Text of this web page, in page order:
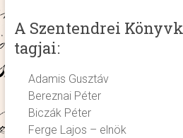
A Szentendrei
tagjai:
Adamis Gusztáv
Bereznai Péter
Biczák Péter
Ferge Lajos – elnök